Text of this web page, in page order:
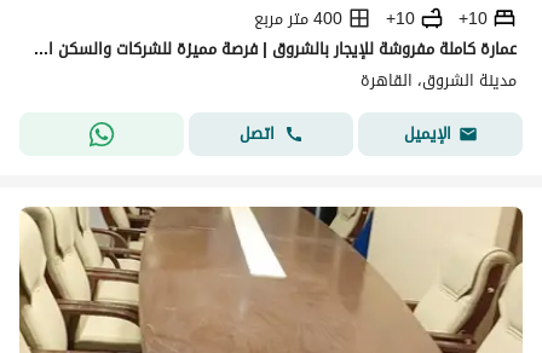
10+
10+
400 متر مربع
عمارة كاملة مفروشة للإيجار بالشروق | فرصة مميزة للشركات والسكن الراقي
مدينة الشروق، القاهرة
الإيميل
اتصل